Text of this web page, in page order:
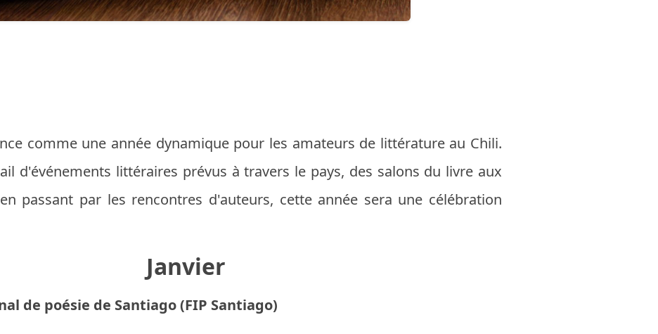
comme une année dynamique pour les amateurs de littérature au Chili.
d'événements littéraires prévus à travers le pays, des salons du livre aux
passant par les rencontres d'auteurs, cette année sera une célébration
Janvier
de poésie de Santiago (FIP Santiago)